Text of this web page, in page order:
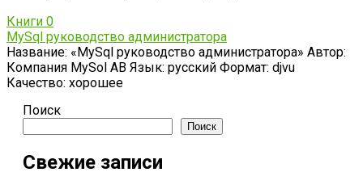
Книги 0
MySql руководство администратора
Название: «MySql руководство администратора» Автор:
Компания MySol AB Язык: русский Формат: djvu
Качество: хорошее
Поиск
Поиск
Свежие записи